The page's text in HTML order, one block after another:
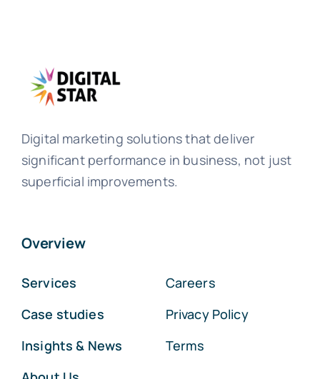
Digital marketing solutions that deliver
significant performance in business, not just
superficial improvements.
Overview
Services
Case studies
Insights & News
Careers
Privacy Policy
Terms